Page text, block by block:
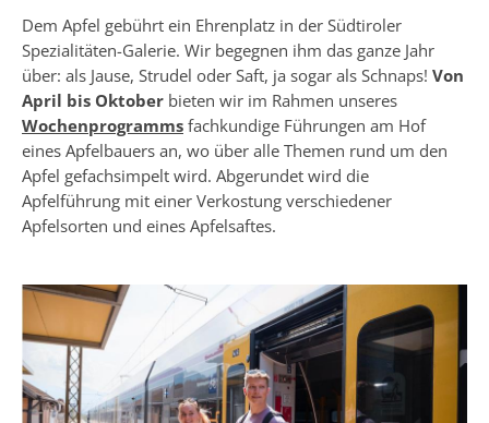
Dem Apfel gebührt ein Ehrenplatz in der Südtiroler
Spezialitäten-Galerie. Wir begegnen ihm das ganze Jahr
über: als Jause, Strudel oder Saft, ja sogar als Schnaps! Von
April bis Oktober bieten wir im Rahmen unseres
Wochenprogramms fachkundige Führungen am Hof
eines Apfelbauers an, wo über alle Themen rund um den
Apfel gefachsimpelt wird. Abgerundet wird die
Apfelführung mit einer Verkostung verschiedener
Apfelsorten und eines Apfelsaftes.